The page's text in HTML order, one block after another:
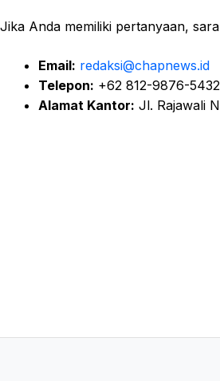
Jika Anda memiliki pertanyaan,
Email: redaksi@chapnews.id
Telepon: +62 812-9876-5432
Alamat Kantor: Jl. Rajawali